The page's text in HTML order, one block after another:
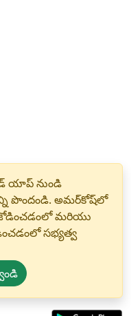
యాప్ నుండి
పొందండి. అమర్‌కోష్‌లో
మరియు
సభ్యత్వ